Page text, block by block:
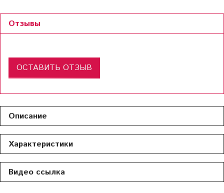
Отзывы
ОСТАВИТЬ ОТЗЫВ
Описание
Характеристики
Видео ссылка